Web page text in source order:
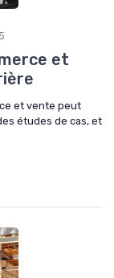
et
et vente peut
études de cas, et